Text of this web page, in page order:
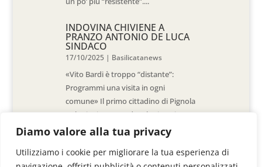
Diamo valore alla tua privacy
Utilizziamo i cookie per migliorare la tua esperienza di
INDOVINA CHIVIENE A
PRANZO ANTONIO DE LUCA
SINDACO
17/10/2025 | Basilicatanews
«Vito Bardi è troppo “distante”:
Programmi una visita in ogni
comune» Il primo cittadino di Pignola
«L’ho invitato a vedere la situazione
al Pantano, ma non è venuto. La
sensazione è che -come sindaci-
siamo lasciati a noi stessi» di Walter